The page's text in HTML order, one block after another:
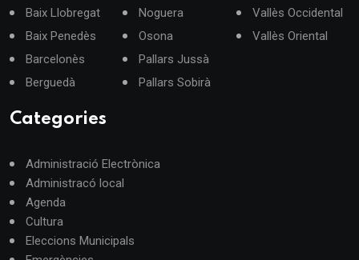
Baix Llobregat
Baix Penedès
Barcelonès
Berguedà
Noguera
Osona
Pallars Jussà
Pallars Sobirà
Vallès Occidental
Vallès Oriental
Categories
Administració Electrònica
Administracó local
Agenda
Cultura
Eleccions Municipals